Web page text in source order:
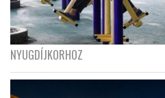
NYUGDÍJKORHOZ